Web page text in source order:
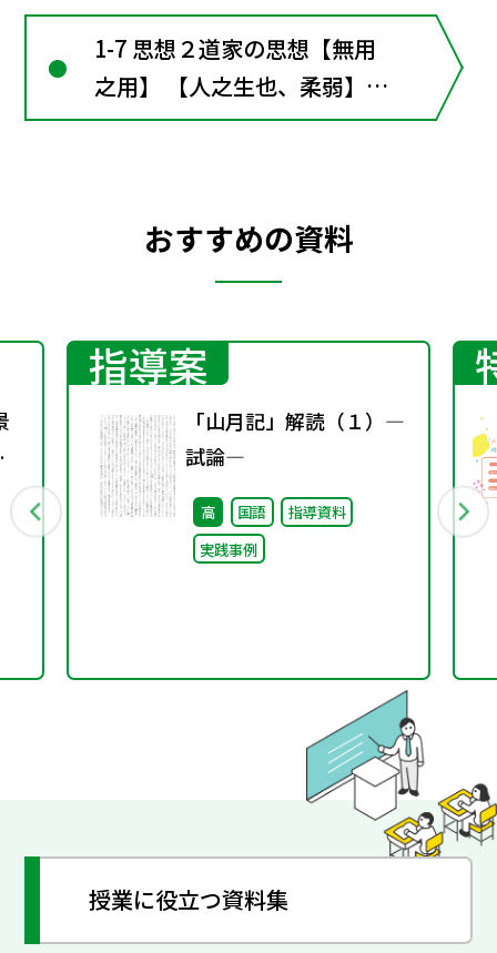
1-7 思想２道家の思想【無用
之用】 【人之生也、柔弱】
【大道廃、有仁義】 【上善若
３ 儒家と道家
おすすめの資料
指導案
「山月記」解読（１）―
試論―
高 国語
指導資料
実践事例
授業に役立つ資料集